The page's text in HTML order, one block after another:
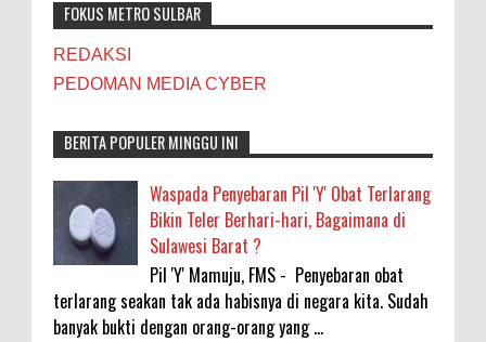
FOKUS METRO SULBAR
REDAKSI
PEDOMAN MEDIA CYBER
BERITA POPULER MINGGU INI
Waspada Penyebaran Pil 'Y' Obat Terlarang
Bikin Teler Berhari-hari, Bagaimana di
Sulawesi Barat ?
Pil 'Y' Mamuju, FMS - Penyebaran obat
terlarang seakan tak ada habisnya di negara kita. Sudah
banyak bukti dengan orang-orang yang ...